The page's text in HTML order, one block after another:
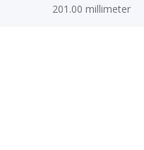
201.00 millimeter